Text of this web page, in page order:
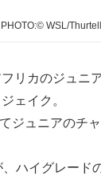
PHOTO:© WSL/Thurtell
リカのジュニ
ェイク。
ジュニアのチ
ハイグレード